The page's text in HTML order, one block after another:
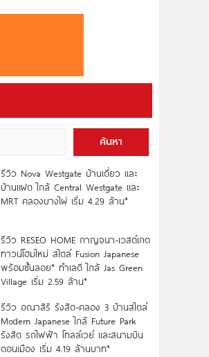
ค้นหา
รีวิว Nova Westgate บ้านเดี่ยว และ
บ้านแฝด ใกล้ Central Westgate และ
MRT คลองบางไผ่ เริ่ม 4.29 ล้าน*
รีวิว RESEO HOME กาญจนา-เวสต์เกต
ทาวน์โฮมใหม่ สไตล์ Fusion Japanese
พร้อมชั้นลอย* ทำเลดี ใกล้ Jas Green
Village เริ่ม 2.59 ล้าน*
รีวิว อณาสิริ รังสิต-คลอง 3 บ้านสไตล์
Modern Japanese ใกล้ Future Park
รังสิต รถไฟฟ้า โทลล์เวย์ และสนามบิน
ดอนเมือง เริ่ม 4.19 ล้านบาท*